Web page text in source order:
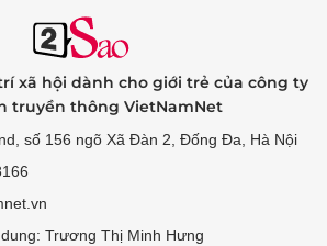
xã hội dành cho giới trẻ của công ty
truyền thông VietNamNet
số 156 ngõ Xã Đàn 2, Đống Đa, Hà Nội
Trương Thị Minh Hưng